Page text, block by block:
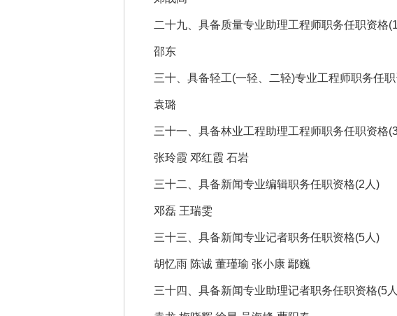
二十九、具备质量专业助理工程师职务任职资格
邵东
三十、具备轻工(一轻、二轻)专业工程师职务任
袁璐
三十一、具备林业工程助理工程师职务任职资格
张玲霞 邓红霞 石岩
三十二、具备新闻专业编辑职务任职资格(2人)
邓磊 王瑞雯
三十三、具备新闻专业记者职务任职资格(5人)
胡忆雨 陈诚 董瑾瑜 张小康 鄢巍
三十四、具备新闻专业助理记者职务任职资格(5